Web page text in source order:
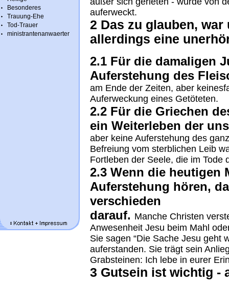
Besonderes
Trauung-Ehe
Tod-Trauer
ministrantenanwaerter
auferweckt.
2 Das zu glauben,
allerdings eine
2.1 Für die damaligen
Auferstehung des
am Ende der Zeiten, aber
Auferweckung eines Getöteten.
2.2 Für die Griechen
ein Weiterleben der
aber keine Auferstehung des
Befreiung vom sterblichen Leib
Fortleben der Seele, die im Tode
2.3 Wenn die heutigen
Auferstehung hören,
verschieden
darauf. Manche Christen
Anwesenheit Jesu beim Mahl
Sie sagen “Die Sache Jesu geht
auferstanden. Sie trägt sein
Grabsteinen: Ich lebe in eurer
3 Gutsein ist wichtig -